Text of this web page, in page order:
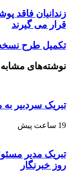
زندانیان فاقد
قرار می گیرند
تکمیل طرح
نوشته‌های مشابه
تبریک سردبیر به
19 ساعت پیش
تبریک مدیر
روز خبرنگار